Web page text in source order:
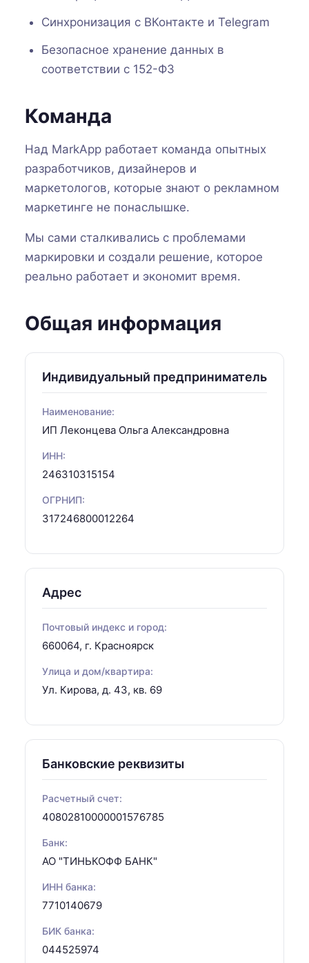
Синхронизация с ВКонтакте и Telegram
Безопасное хранение данных в
соответствии с 152-ФЗ
Команда
Над MarkApp работает команда опытных
разработчиков, дизайнеров и
маркетологов, которые знают о рекламном
маркетинге не понаслышке.
Мы сами сталкивались с проблемами
маркировки и создали решение, которое
реально работает и экономит время.
Общая информация
Индивидуальный предприниматель
Наименование:
ИП Леконцева Ольга Александровна
ИНН:
246310315154
ОГРНИП:
317246800012264
Адрес
Почтовый индекс и город:
660064, г. Красноярск
Улица и дом/квартира:
Ул. Кирова, д. 43, кв. 69
Банковские реквизиты
Расчетный счет:
40802810000001576785
Банк:
АО "ТИНЬКОФФ БАНК"
ИНН банка:
7710140679
БИК банка:
044525974